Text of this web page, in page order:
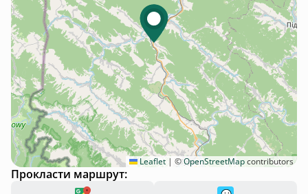
Leaflet | ©OpenStreetMapcontributors
Прокласти маршрут: